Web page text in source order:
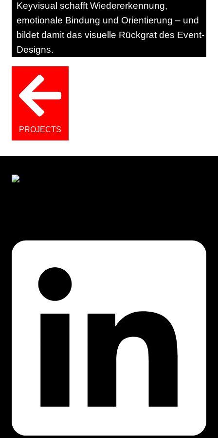
Keyvisual schafft Wiedererkennung,
emotionale Bindung und Orientierung – und
bildet damit das visuelle Rückgrat des Event-
Designs.
PROJECTS